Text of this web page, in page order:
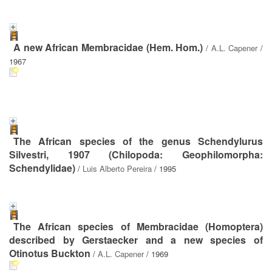
A new African Membracidae (Hem. Hom.) / A.L. Capener/
1967
The African species of the genus Schendylurus
Silvestri, 1907 (Chilopoda: Geophilomorpha:
Schendylidae) / Luis Alberto Pereira / 1995
The African species of Membracidae (Homoptera)
described by Gerstaecker and a new species of
Otinotus Buckton / A.L. Capener/ 1969